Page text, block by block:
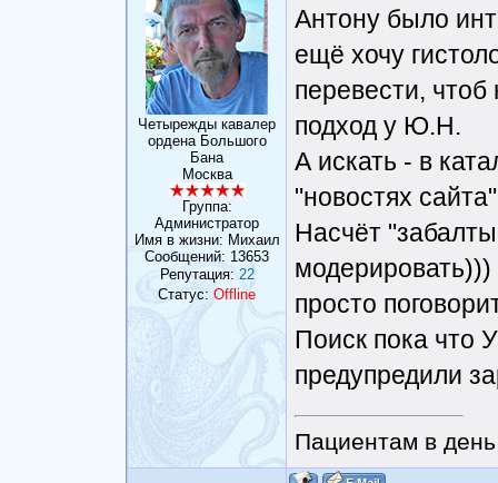
Четырежды кавалер
ордена Большого
Бана
Москва
Группа:
Администратор
Имя в жизни: Михаил
Сообщений: 13653
Репутация: 22
Статус: Offline
Антону было
ещё хочу
перевести,
подход у Ю.Н.
А искать - в
"новостях
Насчёт
просто
Поиск пока что
предупредили
Пациентам в